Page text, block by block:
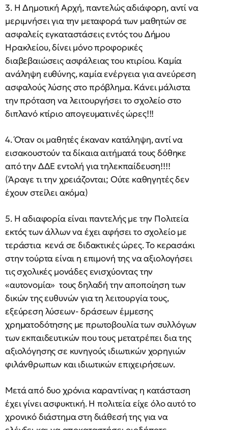
3. Η Δημοτική Αρχή, παντελώς αδιάφορη, αντί να
μεριμνήσει για την μεταφορά των μαθητών σε
ασφαλείς εγκαταστάσεις εντός του Δήμου
Ηρακλείου, δίνει μόνο προφορικές
διαβεβαιώσεις ασφάλειας του κτιρίου. Καμία
ανάληψη ευθύνης, καμία ενέργεια για ανεύρεση
ασφαλούς λύσης στο πρόβλημα. Κάνει μάλιστα
την πρόταση να λειτουργήσει το σχολείο στο
διπλανό κτίριο απογευματινές ώρες!!!
4. Όταν οι μαθητές έκαναν κατάληψη, αντί να
εισακουστούν τα δίκαια αιτήματά τους δόθηκε
από την ΔΔΕ εντολή για τηλεκπαίδευση!!!!
(Άραγε τι την χρειάζονται; Ούτε καθηγητές δεν
έχουν στείλει ακόμα)
5. Η αδιαφορία είναι παντελής με την Πολιτεία
εκτός των άλλων να έχει αφήσει το σχολείο με
τεράστια κενά σε διδακτικές ώρες. Το κερασάκι
στην τούρτα είναι η επιμονή της να αξιολογήσει
τις σχολικές μονάδες ενισχύοντας την
«αυτονομία» τους δηλαδή την αποποίηση των
δικών της ευθυνών για τη λειτουργία τους,
εξεύρεση λύσεων- δράσεων έμμεσης
χρηματοδότησης με πρωτοβουλία των συλλόγων
των εκπαιδευτικών που τους μετατρέπει δια της
αξιολόγησης σε κυνηγούς ιδιωτικών χορηγιών
φιλάνθρωπων και ιδιωτικών επιχειρήσεων.
Μετά από δυο χρόνια καραντίνας η κατάσταση
έχει γίνει ασφυκτική. Η πολιτεία είχε όλο αυτό το
χρονικό διάστημα στη διάθεσή της για να